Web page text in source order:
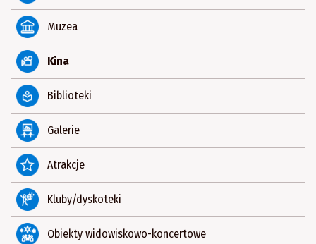
Muzea
Kina
Biblioteki
Galerie
Atrakcje
Kluby/dyskoteki
Obiekty widowiskowo-koncertowe